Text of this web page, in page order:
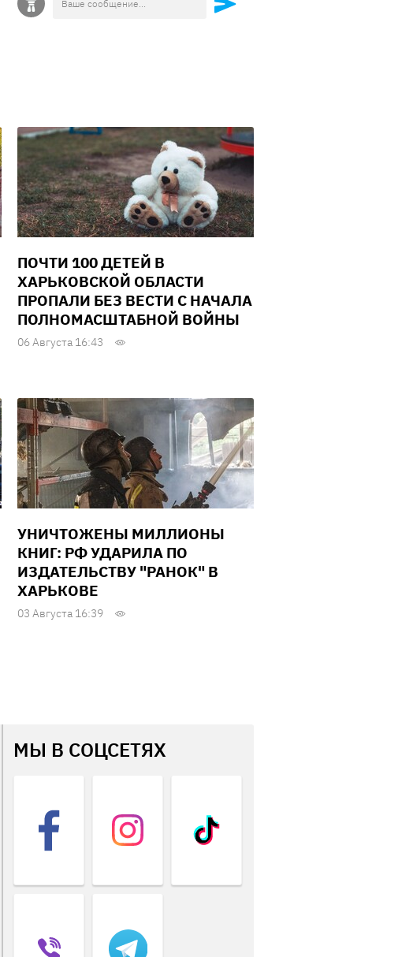
ПОЧТИ 100 ДЕТЕЙ В
ХАРЬКОВСКОЙ ОБЛАСТИ
ПРОПАЛИ БЕЗ ВЕСТИ С НАЧАЛА
ПОЛНОМАСШТАБНОЙ ВОЙНЫ
06 Августа 16:43
УНИЧТОЖЕНЫ МИЛЛИОНЫ
КНИГ: РФ УДАРИЛА ПО
ИЗДАТЕЛЬСТВУ "РАНОК" В
ХАРЬКОВЕ
03 Августа 16:39
МЫ В СОЦСЕТЯХ